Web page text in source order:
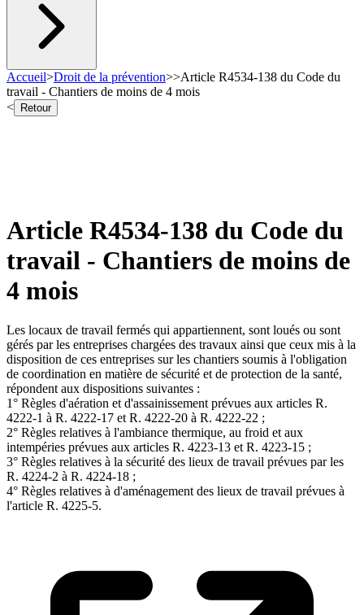
Accueil>Droit de la prévention>>Article R4534-138 du Code du
travail - Chantiers de moins de 4 mois
<
Retour
Article R4534-138 du Code du
travail - Chantiers de moins de
4 mois
Les locaux de travail fermés qui appartiennent, sont loués ou sont
gérés par les entreprises chargées des travaux ainsi que ceux mis à la
disposition de ces entreprises sur les chantiers soumis à l'obligation
de coordination en matière de sécurité et de protection de la santé,
répondent aux dispositions suivantes :
1° Règles d'aération et d'assainissement prévues aux articles R.
4222-1 à R. 4222-17 et R. 4222-20 à R. 4222-22 ;
2° Règles relatives à l'ambiance thermique, au froid et aux
intempéries prévues aux articles R. 4223-13 et R. 4223-15 ;
3° Règles relatives à la sécurité des lieux de travail prévues par les
R. 4224-2 à R. 4224-18 ;
4° Règles relatives à d'aménagement des lieux de travail prévues à
l'article R. 4225-5.